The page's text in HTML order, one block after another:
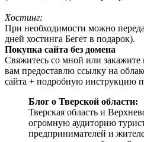
Хостинг:
При необходимости можно
дней хостинга Бегет в подарок).
Покупка сайта без домена
Свяжитесь со мной или
вам предоставлю ссылку на
сайта + подробную инструкцию
Блог о Тверской области:
Тверская область и
огромную аудиторию
предпринимателей и